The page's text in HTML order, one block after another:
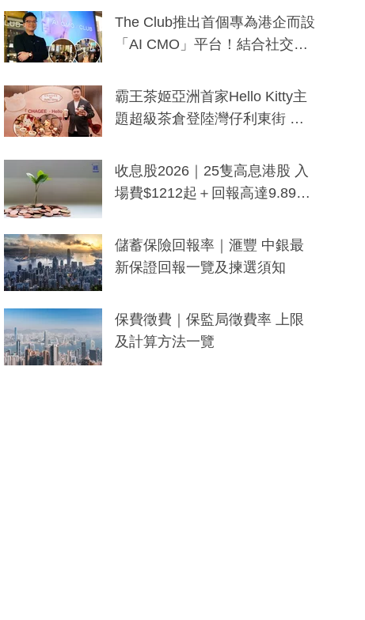
The Club推出首個專為港企而設
「AI CMO」平台！結合社交聆
分鐘生成「貼地」宣傳短片
霸王茶姬亞洲首家Hello Kitty主
題超級茶倉登陸灣仔利東街 推
y及香港限定特調系列
收息股2026｜25隻高息港股 入
場費$1212起＋回報高達9.89
儲蓄保險回報率｜滙豐 中銀最
新保證回報一覽及揀選須知
保費徵費｜保監局徵費率 上限
及計算方法一覽